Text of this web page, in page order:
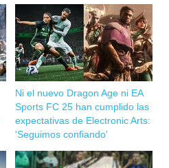
Ni el nuevo Dragon Age ni EA
Sports FC 25 han cumplido las
expectativas de Electronic Arts:
'Seguimos confiando'